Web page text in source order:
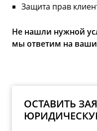
Защита прав
Не нашли нужной
мы ответим на
ОСТАВИТЬ